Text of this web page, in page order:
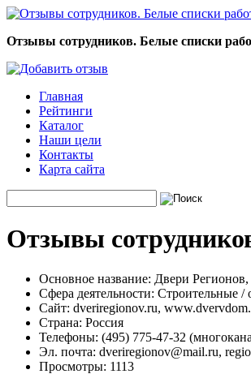
Отзывы сотрудников. Белые списки
Главная
Рейтинги
Каталог
Наши цели
Контакты
Карта сайта
Отзывы
Основное название: Двери Регионов,
Сфера деятельности: Строительные /
Сайт: dveriregionov.ru,
Страна: Россия
Телефоны: (495) 775-47-32
Эл. почта: dveriregionov@mail.ru,
Просмотры: 1113